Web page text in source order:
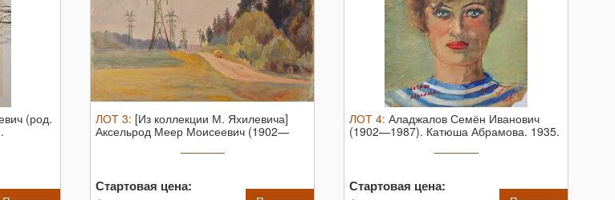
(род.
ЛОТ 3: [Из коллекции М. Яхилевича]
Аксельрод Меер Моисеевич (1902—
Стартовая цена:
ЛОТ 4: Аладжалов Семён Иванович
(1902—1987). Катюша Абрамова. 1935.
Стартовая цена: